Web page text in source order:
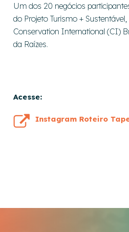
Um dos 20 negócios
do Projeto Turismo +
Conservation International (CI)
da Raízes.
Acesse:
Instagram Roteiro